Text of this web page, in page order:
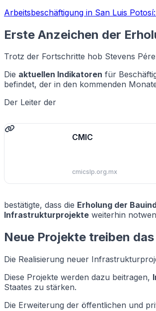
Arbeitsbeschäftigung in San Luis
Erste Anzeichen der
Trotz der Fortschritte hob Stevens
Die aktuellen Indikatoren für
befindet, der in den kommenden
Der Leiter der
CMIC
cmicslp.org.mx
bestätigte, dass die Erholung der
Infrastrukturprojekte weiterhin
Neue Projekte treiben
Die Realisierung neuer
Diese Projekte werden dazu beitragen,
Staates zu stärken.
Die Erweiterung der öffentlichen und